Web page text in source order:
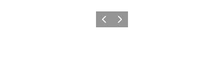
ForrigeNæste